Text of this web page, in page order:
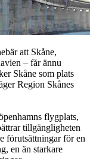
att Skåne,
– får ännu
Skåne som plats
Region Skånes
flygplats,
tillgängligheten
förutsättningar för en
en än starkare